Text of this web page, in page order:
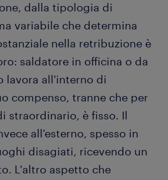
dalla tipologia di
variabile che determina
nella retribuzione è
saldatore in officina o da
lavora all'interno di
compenso, tranne che per
straordinario, è fisso. Il
all'esterno, spesso in
disagiati, ricevendo un
L'altro aspetto che